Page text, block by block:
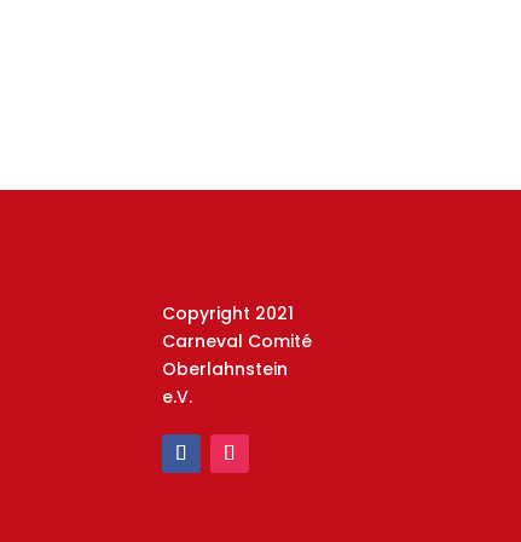
Copyright 2021
Carneval Comité
Oberlahnstein
e.V.